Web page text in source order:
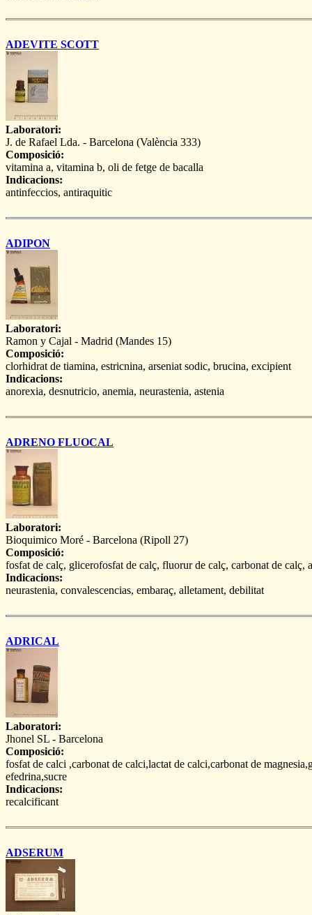
ADEVITE SCOTT
Laboratori:
J. de Rafael Lda. - Barcelona (València 333)
Composició:
vitamina a, vitamina b, oli de fetge de bacalla
Indicacions:
antinfeccios, antiraquitic
ADIPON
Laboratori:
Ramon y Cajal - Madrid (Mandes 15)
Composició:
clorhidrat de tiamina, estricnina, arseniat sodic, brucina, excipient
Indicacions:
anorexia, desnutricio, anemia, neurastenia, astenia
ADRENO FLUOCAL
Laboratori:
Bioquimico Moré - Barcelona (Ripoll 27)
Composició:
fosfat de calç, glicerofosfat de calç, fluorur de calç, carbonat de
Indicacions:
neurastenia, convalescencias, embaraç, alletament, debilitat
ADRICAL
Laboratori:
Jhonel SL - Barcelona
Composició:
fosfat de calci ,carbonat de calci,lactat de calci,carbonat de
efedrina,sucre
Indicacions:
recalcificant
ADSERUM